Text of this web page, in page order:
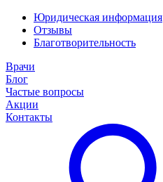
Юридическая информация
Отзывы
Благотворительность
Врачи
Блог
Частые вопросы
Акции
Контакты